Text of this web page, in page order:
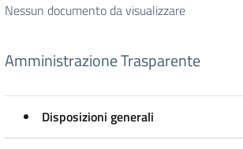
Nessun documento da visualizzare
Amministrazione Trasparente
Disposizioni generali